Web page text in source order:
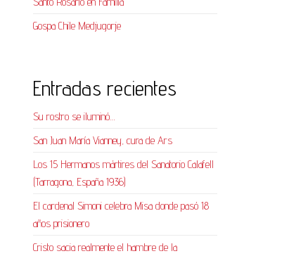
Gospa Chile Medjugorje
Entradas recientes
Su rostro se iluminó…
San Juan María Vianney, cura de Ars
Los 15 Hermanos mártires del Sanatorio Calafell
(Tarragona, España 1936)
El cardenal Simoni celebra Misa donde pasó 18
años prisionero
Cristo sacia realmente el hambre de la